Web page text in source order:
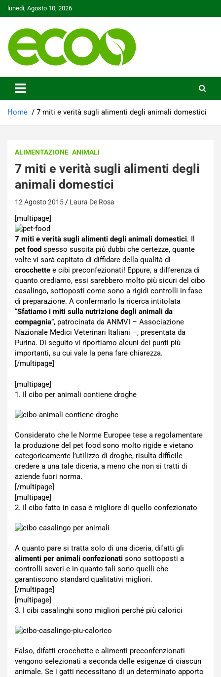
Skip
to
lunedì, Agosto 10, 2026
Ecoo.it
Home 7 miti e verità sugli alimenti degli animali domestici
ALIMENTAZIONE ANIMALI
7 miti e verità sugli alimenti degli
animali domestici
12 Agosto 2015 Laura De Rosa
[multipage]
7 miti e verità sugli alimenti degli animali domestici. Il
pet food spesso suscita più dubbi che certezze, quante
volte vi sarà capitato di diffidare della qualità di
crocchette e cibi preconfezionati! Eppure, a differenza di
quanto crediamo, essi sarebbero molto più sicuri del cibo
casalingo, sottoposti come sono a rigidi controlli in fase
di preparazione. A confermarlo la ricerca intitolata
“Sfatiamo i miti sulla nutrizione degli animali da
compagnia”, patrocinata da ANMVI – Associazione
Nazionale Medici Veterinari Italiani –, presentata da
Purina. Di seguito vi riportiamo alcuni dei punti più
importanti, su cui vale la pena fare chiarezza.
[/multipage]
[multipage]
1. Il cibo per animali contiene droghe
Considerato che le Norme Europee tese a regolamentare
la produzione del pet food sono molto rigide e vietano
categoricamente l’utilizzo di droghe, risulta difficile
credere a una tale diceria, a meno che non si tratti di
aziende fuori norma.
[/multipage]
[multipage]
2. Il cibo fatto in casa è migliore di quello confezionato
A quanto pare si tratta solo di una diceria, difatti gli
alimenti per animali confezionati sono sottoposti a
controlli severi e in quanto tali sono quelli che
garantiscono standard qualitativi migliori.
[/multipage]
[multipage]
3. I cibi casalinghi sono migliori perché più calorici
Falso, difatti crocchette e alimenti preconfenzionati
vengono selezionati a seconda delle esigenze di ciascun
animale. Se i gatti necessitano di un determinato apporto